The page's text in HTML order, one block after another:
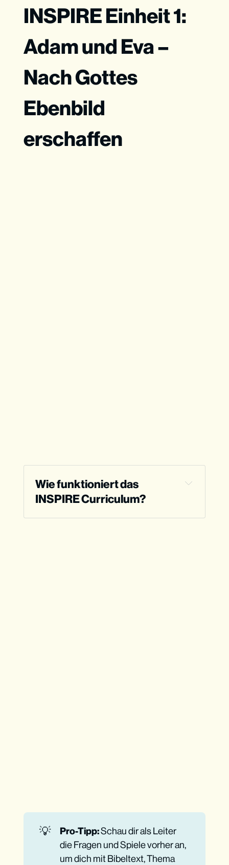
INSPIRE Einheit 1:
Adam und Eva –
Nach Gottes
Ebenbild
erschaffen
Wie funktioniert das
INSPIRE Curriculum?
💡 Pro-Tipp:Schau dir als Leiter
die Fragen und Spiele vorher an,
um dich mit Bibeltext, Thema